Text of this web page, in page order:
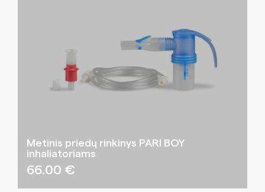
Metinis priedų rinkinys PARI BOY
inhaliatoriams
66.00 €